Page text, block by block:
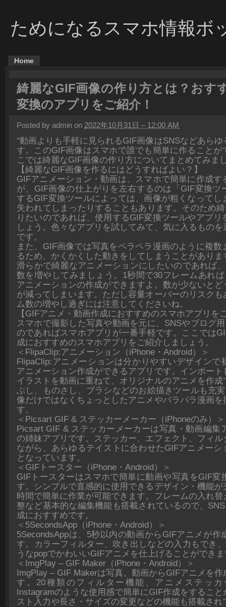
ためになるスマホ情報ボ
Home
綺麗なGIF画像の作り方とは？おす
変換のアプリをご紹介！
Posted by admin on 2022年10月31日 – 12:00 AM
“動画よりも手軽に見られるGIF画像はSNSなどあら
す。このGIF画像はスマホで誰でも簡単に作ることが
こでは綺麗なGIF画像の作り方についてまとめてみま
【綺麗なGIF画像を作るにはどうすればよい？】
GIFアニメーション・動画は、スマホで簡単に作成す
が、GIF画像の仕上がりを左右するのは「GIF変換ツ
するGIF変換ツールによっては、画像が粗くなってし
失われてしまったりすることもあります。そのため
りたいのであれば、使用するGIF変換ツールやアプリ
しょう。色々なアプリを試してみて、気に入るもの
です。
また、GIF画像では写真をペラペラ漫画のように複数
るため、かくかくした動きをしてしまうことがあり
滑らかで綺麗なアニメーションにしたいのであれば
数を増やしてみましょう。1秒間で30フレームあれ
アニメーションの作成ができますよ。数が少ないと
が減ってしまいます。ただし容量オーバーのリスク
ム数の増やし過ぎには注意してくださいね。
【GIFアニメ・動画作成におすすめのスマホアプリを
スマホで撮影した写真や動画を元に、SNSやブログ
のであればスマホアプリが一番手軽です。ここでは
成におすすめのスマホアプリをご紹介しましょう。
＜FlipaClip:アニメーション（iPhone・Android）＞
FlipaClip:アニメーションは分かりやすいデザインで
アニメーション作成ができるアプリです。インポー
イラストを動画に重ねて、オリジナルのアニメを作
ぶし、ものさし、ブラシなどのお絵描きツールも充
像だけではなくちょっとしたアニメやパラパラ漫画を
す。
＜Picsart GIF & ステッカーメーカー（iPhoneのみ）＞
Picsart GIF & ステッカーメーカーは写真・動画編集
の姉妹アプリです。ステッカー、エフェクト、フィル
ながら、あらゆるテイストに合わせたGIFアニメーシ
となっています。
＜GIFトースター（iPhone・Android）＞
GIFトースターはスマホで簡単に動画や写真をGIF変
す。シンプルで直感的に使用できるデザイン・機能が
時間で簡単に作業が可能できます。フレームの入れ
整など基本的な編集機能も搭載されているので、
成におすすめです。
＜5SecondsApp（iPhone・Android）＞
5SecondsAppは、5秒以内の動画からGIFアニメが作
す。カラーフィルター、吹き出しなどの入力もでき
うなpopでかわいいGIFアニメを仕上げることができ
＜ImgPlay – GIF Maker（iPhone・Android）＞
ImgPlay – GIF Makerは写真、動画からGIFアニメを
す。20種類のフィルター機能、アニメステッ
Instagramのような使用感で簡単にGIF作成をするこ
スト入力や長さ・サイズの変更などの機能も搭載され